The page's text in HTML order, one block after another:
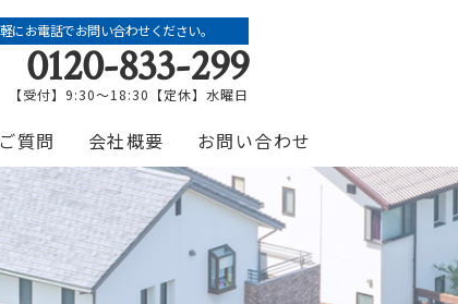
にお電話でお問い合わせください。
0120-833-299
【受付】9:30～18:30【定休】水曜日
質問 会社概要 お問い合わせ